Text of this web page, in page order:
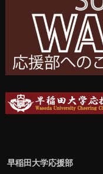
早稲田大学応援部